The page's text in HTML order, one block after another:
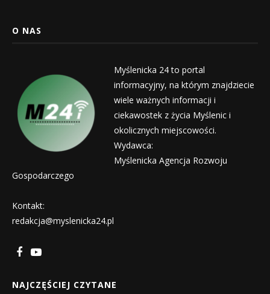
O NAS
Myślenicka 24 to portal
informacyjny, na którym znajdziecie
wiele ważnych informacji i
ciekawostek z życia Myślenic i
okolicznych miejscowości.
Wydawca:
Myślenicka Agencja Rozwoju
Gospodarczego
Kontakt:
redakcja@myslenicka24.pl
NAJCZĘŚCIEJ CZYTANE